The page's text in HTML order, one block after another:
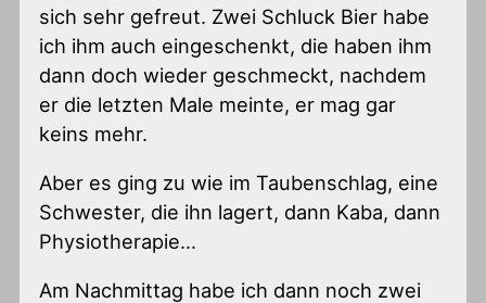
sich sehr gefreut. Zwei Schluck Bier habe
ich ihm auch eingeschenkt, die haben ihm
dann doch wieder geschmeckt, nachdem
er die letzten Male meinte, er mag gar
keins mehr.
Aber es ging zu wie im Taubenschlag, eine
Schwester, die ihn lagert, dann Kaba, dann
Physiotherapie…
Am Nachmittag habe ich dann noch zwei